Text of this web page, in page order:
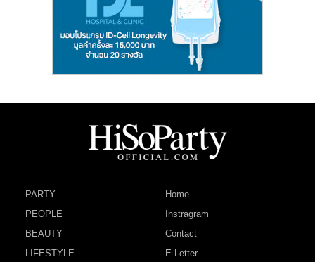
PARTY
PEOPLE
BEAUTY
LIFESTYLE
Home
Instragram
Contact
E-Letter